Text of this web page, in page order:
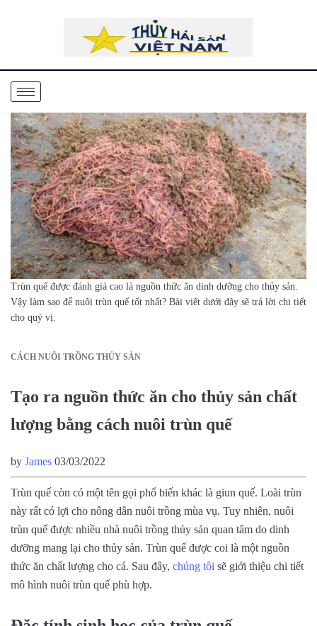
Trùn quế được đánh giá cao là nguồn thức ăn dinh dưỡng cho thủy sản.
Vậy làm sao để nuôi trùn quế tốt nhất? Bài viết dưới đây sẽ trả lời chi tiết
cho quý vị.
CÁCH NUÔI TRỒNG THỦY SẢN
Tạo ra nguồn thức ăn cho thủy sản chất
lượng bằng cách nuôi trùn quế
by James 03/03/2022
Trùn quế còn có một tên gọi phổ biến khác là giun quế. Loài trùn
này rất có lợi cho nông dân nuôi trồng mùa vụ. Tuy nhiên, nuôi
trùn quế được nhiều nhà nuôi trồng thủy sản quan tâm do dinh
dưỡng mang lại cho thủy sản. Trùn quế được coi là một nguồn
thức ăn chất lượng cho cá. Sau đây, chúng tôi sẽ giới thiệu chi tiết
mô hình nuôi trùn quế phù hợp.